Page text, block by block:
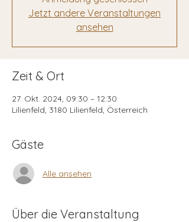
Jetzt andere Veranstaltungen
ansehen
Zeit & Ort
27. Okt. 2024, 09:30 – 12:30
Lilienfeld, 3180 Lilienfeld, Österreich
Gäste
Alle ansehen
Über die Veranstaltung